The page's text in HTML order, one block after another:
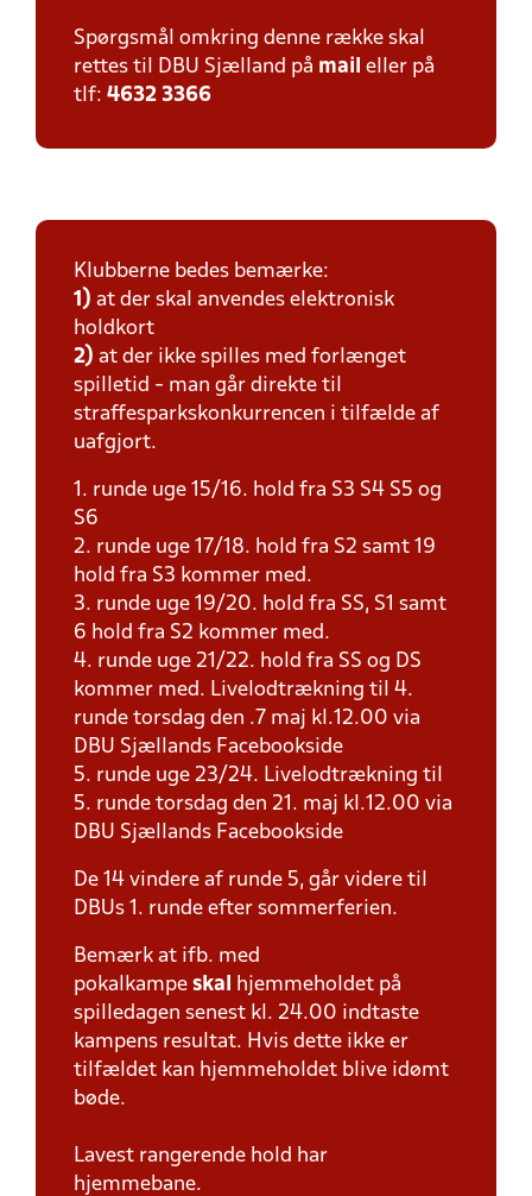
Spørgsmål omkring denne række skal
rettes til DBU Sjælland på mail eller på
tlf: 4632 3366
Klubberne bedes bemærke:
1) at der skal anvendes elektronisk
holdkort
2) at der ikke spilles med forlænget
spilletid - man går direkte til
straffesparkskonkurrencen i tilfælde af
uafgjort.
1. runde uge 15/16. hold fra S3 S4 S5 og
S6
2. runde uge 17/18. hold fra S2 samt 19
hold fra S3 kommer med.
3. runde uge 19/20. hold fra SS, S1 samt
6 hold fra S2 kommer med.
4. runde uge 21/22. hold fra SS og DS
kommer med. Livelodtrækning til 4.
runde torsdag den .7 maj kl.12.00 via
DBU Sjællands Facebookside
5. runde uge 23/24. Livelodtrækning til
5. runde torsdag den 21. maj kl.12.00 via
DBU Sjællands Facebookside
De 14 vindere af runde 5, går videre til
DBUs 1. runde efter sommerferien.
Bemærk at ifb. med
pokalkampe skal
hjemmeholdet på
spilledagen senest kl. 24.00 indtaste
kampens resultat. Hvis dette ikke er
tilfældet kan hjemmeholdet blive idømt
bøde.
Lavest rangerende hold har
hjemmebane.